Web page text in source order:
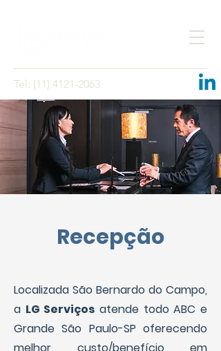
Tel: (11) 4121-2063
Recepção
Localizada São Bernardo do Campo,
a LG Serviços atende todo ABC e
Grande São Paulo-SP oferecendo